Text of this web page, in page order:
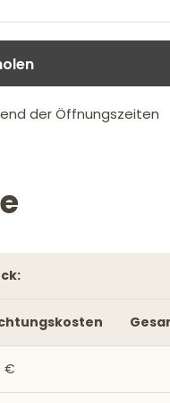
der Öffnungszeiten
€